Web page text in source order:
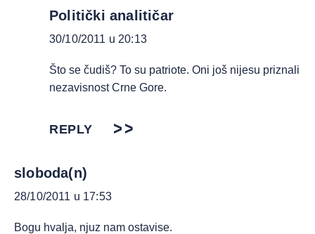
Politički analitičar
30/10/2011 u 20:13
Što se čudiš? To su patriote. Oni još nijesu priznali
nezavisnost Crne Gore.
REPLY
sloboda(n)
28/10/2011 u 17:53
Bogu hvalja, njuz nam ostavise.